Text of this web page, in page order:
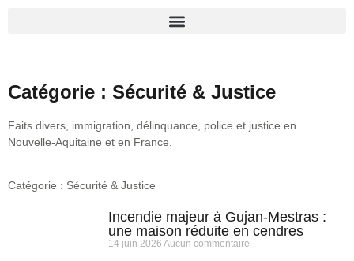
Catégorie : Sécurité & Justice
Faits divers, immigration, délinquance, police et justice en
Nouvelle-Aquitaine et en France.
Catégorie : Sécurité & Justice
Incendie majeur à Gujan-Mestras :
une maison réduite en cendres
14 juin 2026 Aucun commentaire